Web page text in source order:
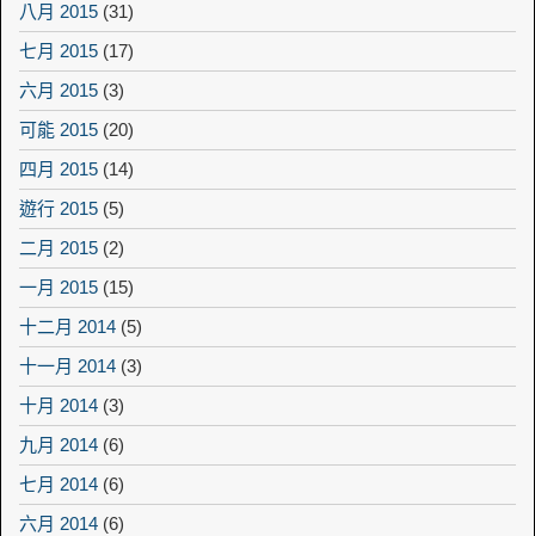
八月 2015 (31)
七月 2015 (17)
六月 2015 (3)
可能 2015 (20)
四月 2015 (14)
遊行 2015 (5)
二月 2015 (2)
一月 2015 (15)
十二月 2014 (5)
十一月 2014 (3)
十月 2014 (3)
九月 2014 (6)
七月 2014 (6)
六月 2014 (6)